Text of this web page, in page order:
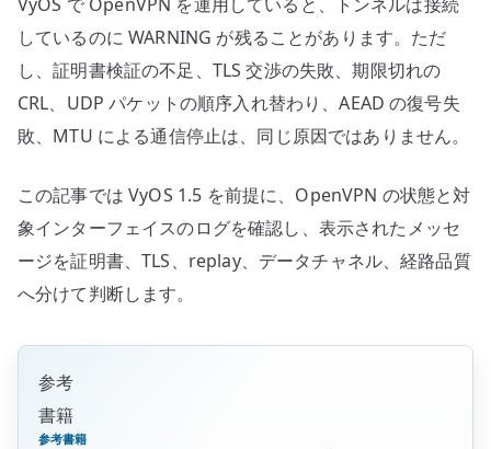
しているのに WARNING が残ることがあります。ただ
し、証明書検証の不足、TLS 交渉の失敗、期限切れの
CRL、UDP パケットの順序入れ替わり、AEAD の復号失
敗、MTU による通信停止は、同じ原因ではありません。
この記事では VyOS 1.5 を前提に、OpenVPN の状態と対
象インターフェイスのログを確認し、表示されたメッセ
ージを証明書、TLS、replay、データチャネル、経路品質
へ分けて判断します。
参考
書籍
参考書籍